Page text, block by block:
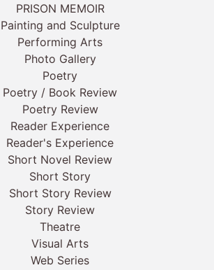
PRISON MEMOIR
Painting and Sculpture
Performing Arts
Photo Gallery
Poetry
Poetry / Book Review
Poetry Review
Reader Experience
Reader's Experience
Short Novel Review
Short Story
Short Story Review
Story Review
Theatre
Visual Arts
Web Series